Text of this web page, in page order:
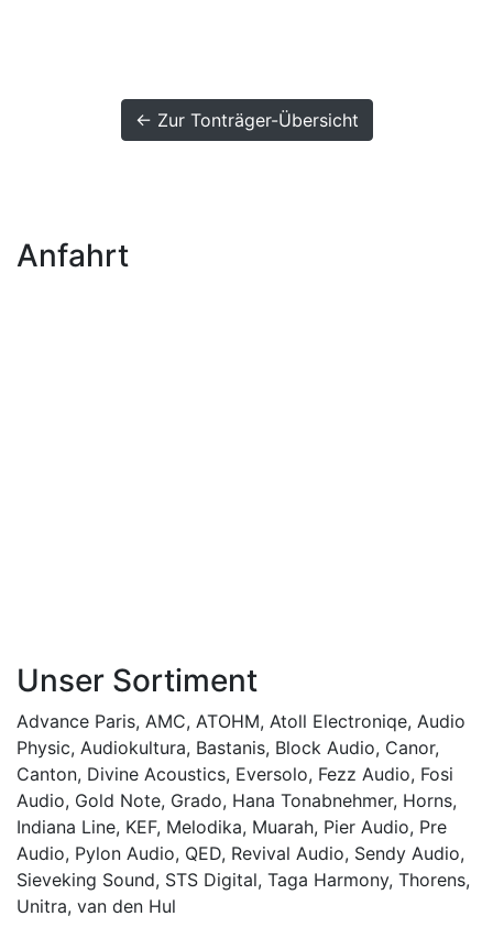
← Zur Tonträger-Übersicht
Anfahrt
Unser Sortiment
Advance Paris, AMC, ATOHM, Atoll Electroniqe, Audio
Physic, Audiokultura, Bastanis, Block Audio, Canor,
Canton, Divine Acoustics, Eversolo, Fezz Audio, Fosi
Audio, Gold Note, Grado, Hana Tonabnehmer, Horns,
Indiana Line, KEF, Melodika, Muarah, Pier Audio, Pre
Audio, Pylon Audio, QED, Revival Audio, Sendy Audio,
Sieveking Sound, STS Digital, Taga Harmony, Thorens,
Unitra, van den Hul